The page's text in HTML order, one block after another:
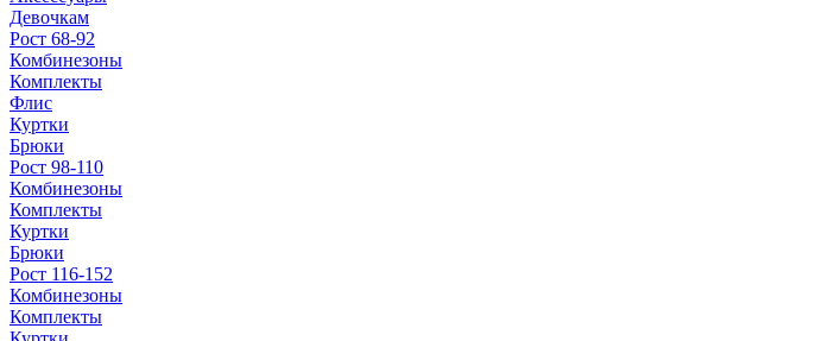
Девочкам
Рост 68-92
Комбинезоны
Комплекты
Флис
Куртки
Брюки
Рост 98-110
Комбинезоны
Комплекты
Куртки
Брюки
Рост 116-152
Комбинезоны
Комплекты